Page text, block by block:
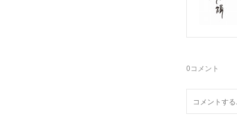
0コメント